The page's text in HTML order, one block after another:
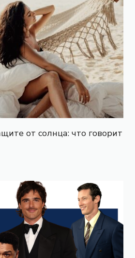
от солнца: что говорит